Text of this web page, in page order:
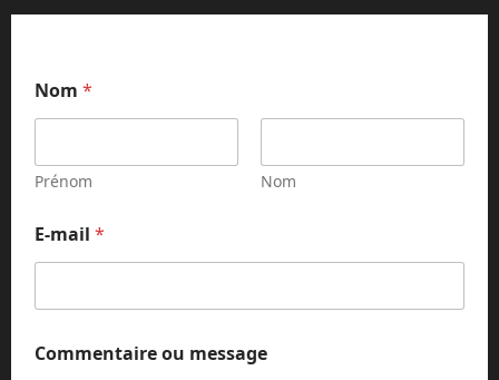
Nom *
Prénom Nom
o
m
u
o
m
E-mail *
Commentaire ou message